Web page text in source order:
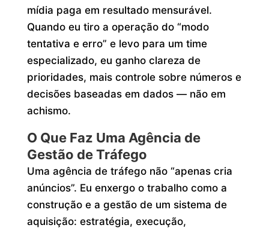
mídia paga em resultado mensurável.
Quando eu tiro a operação do “modo
tentativa e erro” e levo para um time
especializado, eu ganho clareza de
prioridades, mais controle sobre números e
decisões baseadas em dados — não em
achismo.
O Que Faz Uma Agência de
Gestão de Tráfego
Uma agência de tráfego não “apenas cria
anúncios”. Eu enxergo o trabalho como a
construção e a gestão de um sistema de
aquisição: estratégia, execução,